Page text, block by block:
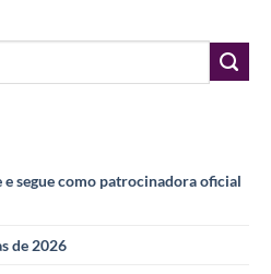
segue como patrocinadora oficial
de 2026